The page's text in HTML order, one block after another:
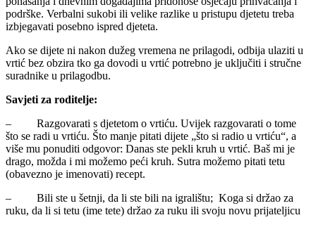
podrške. Verbalni sukobi ili velike razlike u pristupu djetetu treba
izbjegavati posebno ispred djeteta.
Ako se dijete ni nakon dužeg vremena ne prilagodi, odbija ulaziti u
vrtić bez obzira tko ga dovodi u vrtić potrebno je uključiti i stručne
suradnike u prilagodbu.
Savjeti za roditelje:
– Razgovarati s djetetom o vrtiću. Uvijek razgovarati o tome
što se radi u vrtiću. Što manje pitati dijete „što si radio u vrtiću“, a
više mu ponuditi odgovor: Danas ste pekli kruh u vrtić. Baš mi je
drago, možda i mi možemo peći kruh. Sutra možemo pitati tetu
(obavezno je imenovati) recept.
– Bili ste u šetnji, da li ste bili na igralištu; Koga si držao za
ruku, da li si tetu (ime tete) držao za ruku ili svoju novu prijateljicu